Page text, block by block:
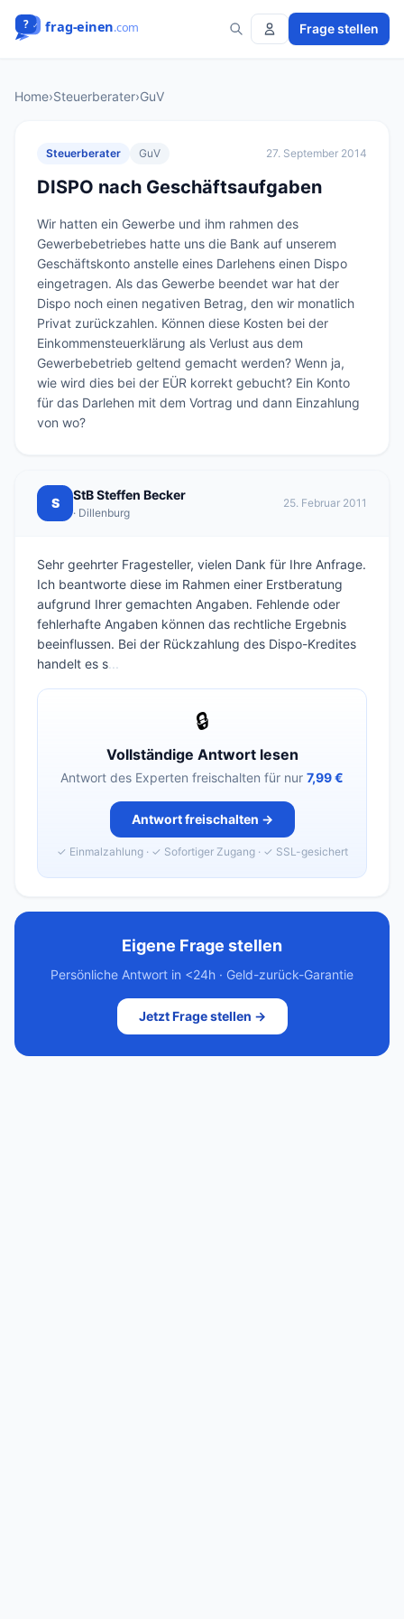
Frage stellen
Home›Steuerberater›GuV
Steuerberater GuV 27. September 2014
DISPO nach Geschäftsaufgaben
Wir hatten ein Gewerbe und ihm rahmen des
Gewerbebetriebes hatte uns die Bank auf unserem
Geschäftskonto anstelle eines Darlehens einen Dispo
eingetragen. Als das Gewerbe beendet war hat der
Dispo noch einen negativen Betrag, den wir monatlich
Privat zurückzahlen. Können diese Kosten bei der
Einkommensteuerklärung als Verlust aus dem
Gewerbebetrieb geltend gemacht werden? Wenn ja,
wie wird dies bei der EÜR korrekt gebucht? Ein Konto
für das Darlehen mit dem Vortrag und dann Einzahlung
von wo?
S
StB Steffen Becker
· Dillenburg
25. Februar 2011
Sehr geehrter Fragesteller, vielen Dank für Ihre Anfrage.
Ich beantworte diese im Rahmen einer Erstberatung
aufgrund Ihrer gemachten Angaben. Fehlende oder
fehlerhafte Angaben können das rechtliche Ergebnis
beeinflussen. Bei der Rückzahlung des Dispo-Kredites
handelt es s...
🔒
Vollständige Antwort lesen
Antwort des Experten freischalten für nur 7,99 €
Antwort freischalten →
✓ Einmalzahlung · ✓ Sofortiger Zugang · ✓ SSL-gesichert
Eigene Frage stellen
Persönliche Antwort in <24h · Geld-zurück-Garantie
Jetzt Frage stellen →